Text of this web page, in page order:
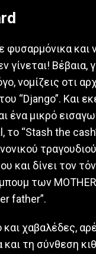
φυσαρμόνικα και
γίνεται! Βέβαια,
νομίζεις οτι
“Django”. Και
ένα μικρό
το “Stash the
και δίνει τον
των
father”.
χαβαλέδες,
και τη σύνθεση